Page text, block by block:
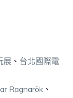
展、 台北國際電
Ragnarök 、